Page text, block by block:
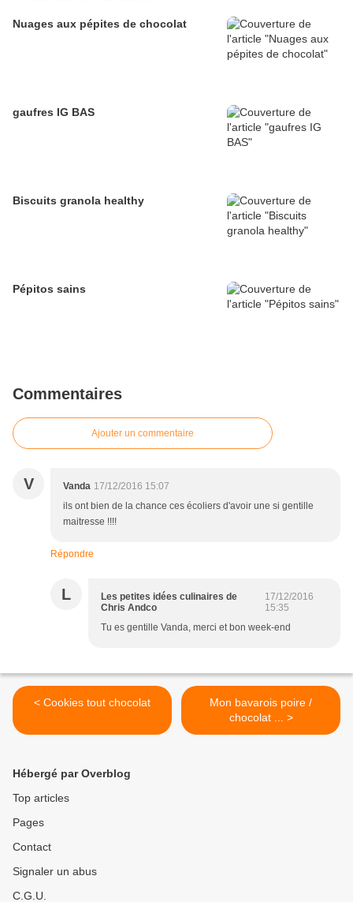
Nuages aux pépites de chocolat
gaufres IG BAS
Biscuits granola healthy
Pépitos sains
Commentaires
Ajouter un commentaire
V Vanda 17/12/2016 15:07
ils ont bien de la chance ces écoliers d'avoir une si gentille
maitresse !!!!
Répondre
L
Les petites idées culinaires de
Chris Andco
17/12/2016
15:35
Tu es gentille Vanda, merci et bon week-end
< Cookies tout chocolat
Mon bavarois poire /
chocolat ... >
Hébergé par Overblog
Top articles
Pages
Contact
Signaler un abus
C.G.U.